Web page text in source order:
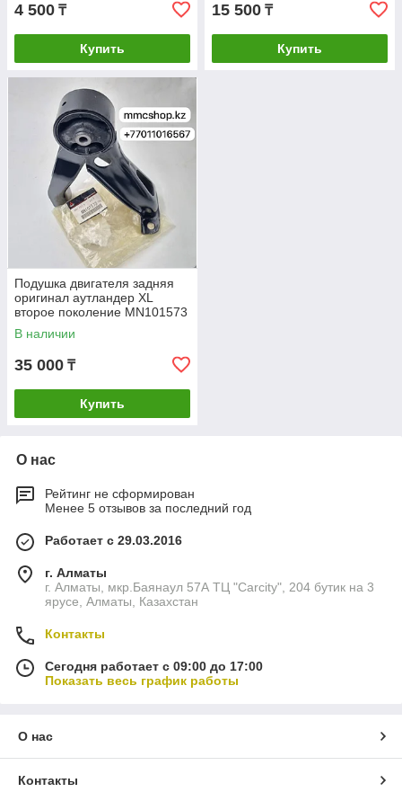
4 500 ₸
Купить
15 500 ₸
Купить
Подушка двигателя задняя
оригинал аутландер XL
второе поколение MN101573
outlander XL
В наличии
35 000 ₸
Купить
О нас
Рейтинг не сформирован
Менее 5 отзывов за последний год
Работает с 29.03.2016
г. Алматы
г. Алматы, мкр.Баянаул 57А ТЦ "Carcity", 204 бутик на 3
ярусе, Алматы, Казахстан
Контакты
Сегодня работает с 09:00 до 17:00
Показать весь график работы
О нас
Контакты